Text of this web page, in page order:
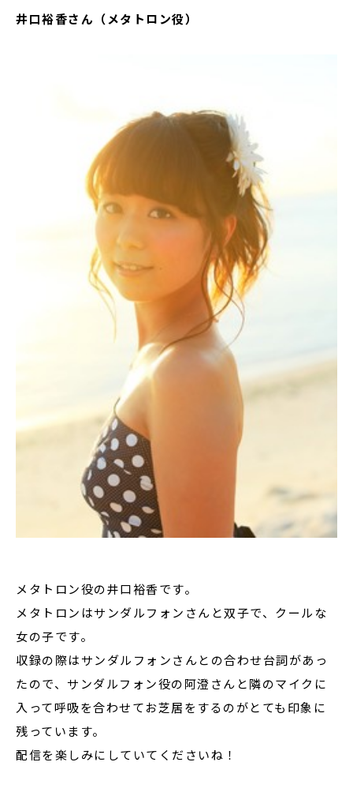
井口裕香さん（メタトロン役）
メタトロン役の井口裕香です。
メタトロンはサンダルフォンさんと双子で、クールな
女の子です。
収録の際はサンダルフォンさんとの合わせ台詞があっ
たので、サンダルフォン役の阿澄さんと隣のマイクに
入って呼吸を合わせてお芝居をするのがとても印象に
残っています。
配信を楽しみにしていてくださいね！